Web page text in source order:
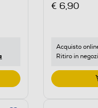
€ 6,90
Acquisto
Ritiro in